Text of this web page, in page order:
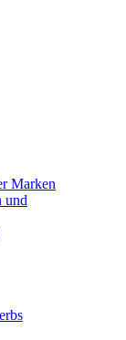
Marken
und